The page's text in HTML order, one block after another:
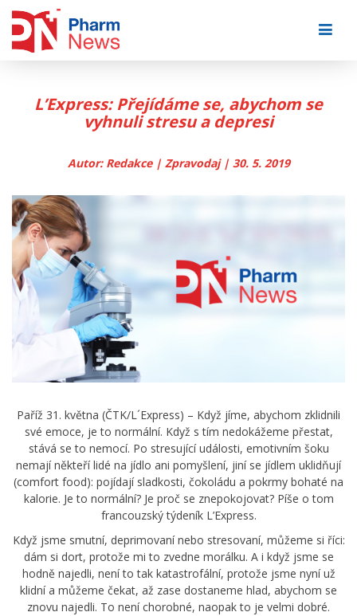
L’Express: Přejídáme se, abychom se
vyhnuli stresu a depresi
Autor: Redakce | Zpravodaj | 30. 5. 2019
Paříž 31. května (ČTK/L´Express) – Když jíme, abychom zklidnili
své emoce, je to normální. Když s tím nedokážeme přestat,
stává se to nemocí. Po stresující události, emotivním šoku
nemají někteří lidé na jídlo ani pomyšlení, jiní se jídlem uklidňují
(comfort food): pojídají sladkosti, čokoládu a pokrmy bohaté na
kalorie. Je to normální? Je proč se znepokojovat? Píše o tom
francouzský týdeník L’Express.
Když jsme smutní, deprimovaní nebo stresovaní, můžeme si říci:
dám si dort, protože mi to zvedne morálku. A i když jsme se
hodně najedli, není to tak katastrofální, protože jsme nyní už
klidní a můžeme čekat, až zase dostaneme hlad, abychom se
znovu najedli. To není chorobné, naopak to je velmi dobré.